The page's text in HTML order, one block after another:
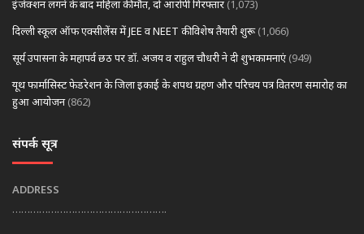
इंजेक्शन लगने के बाद महिला की मौत, दो आरोपी गिरफ्तार (1,073)
दिल्ली स्कूल ऑफ एक्सीलेंस में JEE व NEET की विशेष तैयारी शुरू (1,066)
सूर्य उपासना के महापर्व छठ पर डॉ. अजय व राहुल चौधरी ने दी शुभकामनाएं (949)
यूथ फार्मासिस्ट फेडरेशन के जिला इकाई के शपथ ग्रहण और परिचय पत्र वितरण समारोह का
हुआ आयोजन (862)
संपर्क सूत्र
ADDRESS
…………………………………………….